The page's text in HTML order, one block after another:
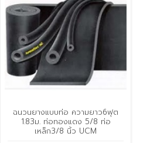
ฉนวนยางแบบท่อ ความยาว6ฟุต
1.83ม. ท่อทองแดง 5/8 ท่อ
เหล็ก3/8 นิ้ว UCM